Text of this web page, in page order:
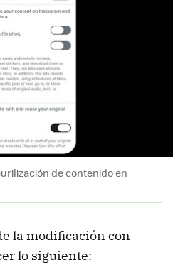
de contenido en
la modificación con
lo siguiente: